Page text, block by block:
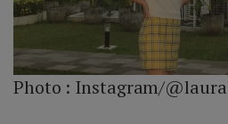
Photo : Instagram/